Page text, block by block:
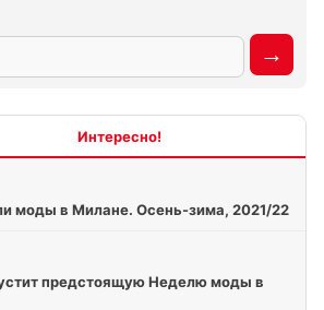
моды в Милане. Осень-зима, 2021/22
предстоящую Неделю моды в